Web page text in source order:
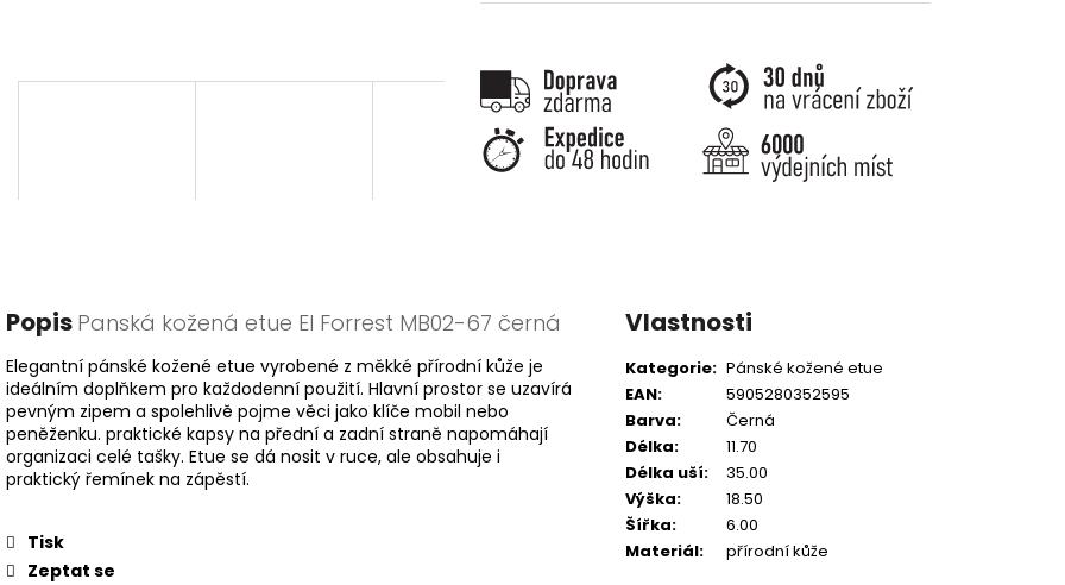
Popis Panská kožená etue El Forrest MB02-67 černá
Elegantní pánské kožené etue vyrobené z měkké přírodní kůže je
ideálním doplňkem pro každodenní použití. Hlavní prostor se uzavírá
pevným zipem a spolehlivě pojme věci jako klíče mobil nebo
peněženku. praktické kapsy na přední a zadní straně napomáhají
organizaci celé tašky. Etue se dá nosit v ruce, ale obsahuje i
praktický řemínek na zápěstí.
Tisk
Zeptat se
Vlastnosti
Kategorie: Pánské kožené etue
EAN:
5905280352595
Barva:
Černá
Délka:
11.70
Délka uší:
35.00
Výška:
18.50
Šířka:
6.00
Materiál: přírodní kůže